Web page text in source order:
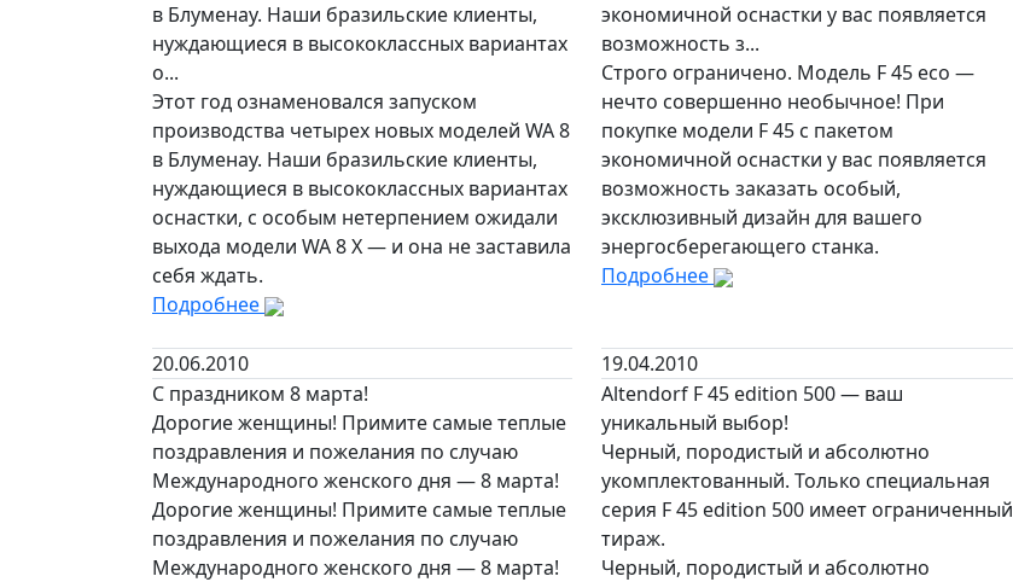
в Блуменау. Наши бразильские клиенты,
нуждающиеся в высококлассных вариантах
о...
Этот год ознаменовался запуском
производства четырех новых моделей WA 8
в Блуменау. Наши бразильские клиенты,
нуждающиеся в высококлассных вариантах
оснастки, с особым нетерпением ожидали
выхода модели WA 8 X — и она не заставила
себя ждать.
Подробнее
20.06.2010
экономичной оснастки у вас появляется
возможность з...
Строго ограничено. Модель F 45 eco —
нечто совершенно необычное! При
покупке модели F 45 с пакетом
экономичной оснастки у вас появляется
возможность заказать особый,
эксклюзивный дизайн для вашего
энергосберегающего станка.
Подробнее
19.04.2010
С праздником 8 марта!
Дорогие женщины! Примите самые теплые
поздравления и пожелания по случаю
Международного женского дня — 8 марта!
Дорогие женщины! Примите самые теплые
поздравления и пожелания по случаю
Международного женского дня — 8 марта!
Altendorf F 45 edition 500 — ваш
уникальный выбор!
Черный, породистый и абсолютно
укомплектованный. Только специальная
серия F 45 edition 500 имеет ограниченный
тираж.
Черный, породистый и абсолютно